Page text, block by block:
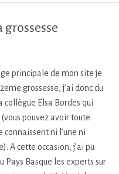
principale de mon site je
grossesse, j’ai donc du
collègue Elsa Bordes qui
pouvez avoir toute
connaissent ni l’une ni
A cette occasion, j’ai pu
Pays Basque les experts sur